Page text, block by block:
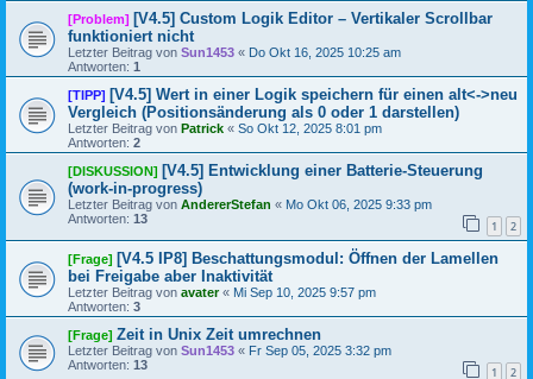
[Problem] [V4.5] Custom Logik Editor – Vertikaler Scrollbar
funktioniert nicht
Letzter Beitrag von Sun1453 « Do Okt 16, 2025 10:25 am
Antworten: 1
[TIPP] [V4.5] Wert in einer Logik speichern für einen alt<->neu
Vergleich (Positionsänderung als 0 oder 1 darstellen)
Letzter Beitrag von Patrick « So Okt 12, 2025 8:01 pm
Antworten: 2
[DISKUSSION] [V4.5] Entwicklung einer Batterie-Steuerung
(work-in-progress)
Letzter Beitrag von AndererStefan « Mo Okt 06, 2025 9:33 pm
Antworten: 13 1 2
[Frage] [V4.5 IP8] Beschattungsmodul: Öffnen der Lamellen
bei Freigabe aber Inaktivität
Letzter Beitrag von avater« Mi Sep 10, 2025 9:57 pm
Antworten: 3
[Frage] Zeit in Unix Zeit umrechnen
Letzter Beitrag von Sun1453 « Fr Sep 05, 2025 3:32 pm
Antworten: 13 1 2